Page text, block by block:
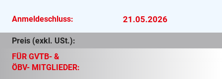
Anmeldeschluss: 21.05.2026
Preis (exkl. USt.):
FÜR GVTB- &
ÖBV- MITGLIEDER: